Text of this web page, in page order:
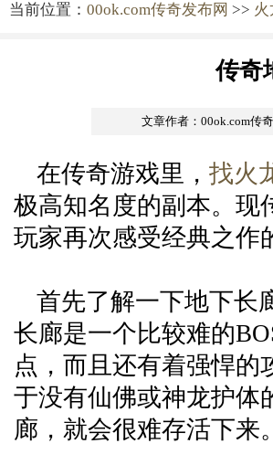
当前位置： 00ok.com传奇发布网 >> 火
传奇
文章作者：00ok.com传
在传奇游戏里， 找火
极高知名度的副本。现
玩家再次感受经典之作
首先了解一下地下长
长廊是一个比较难的
点，而且还有着强悍的
于没有仙佛或神龙护体
廊，就会很难存活下来。